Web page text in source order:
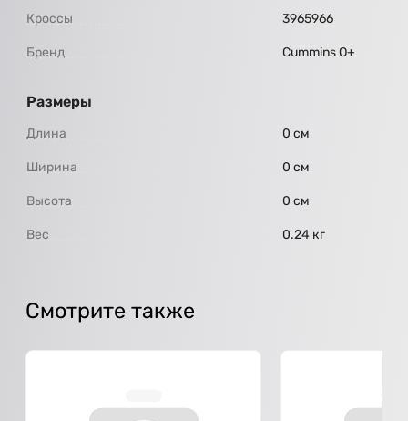
Кроссы 3965966
Бренд Cummins O+
Размеры
Длина 0 см
Ширина 0 см
Высота 0 см
Вес 0.24 кг
Смотрите также